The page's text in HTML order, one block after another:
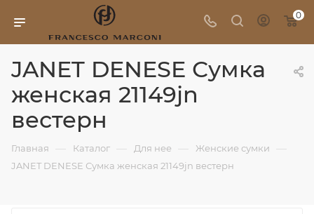
0
JANET DENESE Сумка
женская 21149jn
вестерн
Главная — Каталог — Для нее — Женские сумки —
JANET DENESE Сумка женская 21149jn вестерн